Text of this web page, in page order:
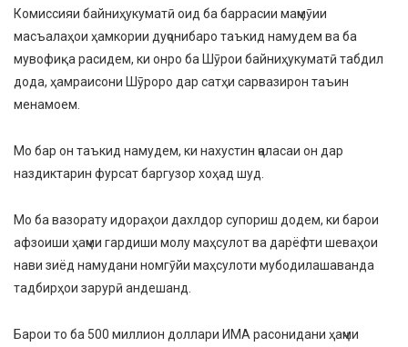
Комиссияи байниҳукуматӣ оид ба баррасии маҷмӯии
масъалаҳои ҳамкории дуҷонибаро таъкид намудем ва ба
мувофиқа расидем, ки онро ба Шӯрои байниҳукуматӣ табдил
дода, ҳамраисони Шӯроро дар сатҳи сарвазирон таъин
менамоем.
Мо бар он таъкид намудем, ки нахустин ҷаласаи он дар
наздиктарин фурсат баргузор хоҳад шуд.
Мо ба вазорату идораҳои дахлдор супориш додем, ки барои
афзоиши ҳаҷми гардиши молу маҳсулот ва дарёфти шеваҳои
нави зиёд намудани номгӯйи маҳсулоти мубодилашаванда
тадбирҳои зарурӣ андешанд.
Барои то ба 500 миллион доллари ИМА расонидани ҳаҷми